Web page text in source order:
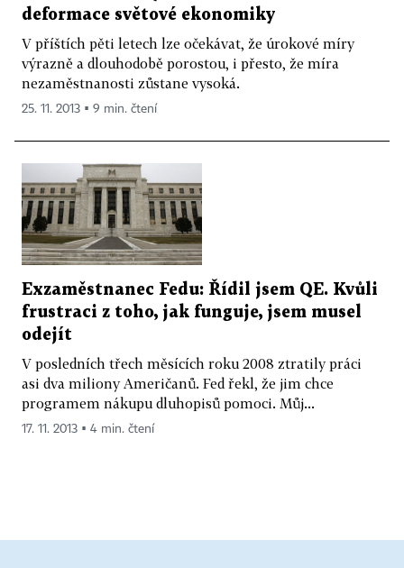
deformace světové ekonomiky
V příštích pěti letech lze očekávat, že úrokové míry
výrazně a dlouhodobě porostou, i přesto, že míra
nezaměstnanosti zůstane vysoká.
25. 11. 2013 ▪ 9 min. čtení
Exzaměstnanec Fedu: Řídil jsem QE. Kvůli
frustraci z toho, jak funguje, jsem musel
odejít
V posledních třech měsících roku 2008 ztratily práci
asi dva miliony Američanů. Fed řekl, že jim chce
programem nákupu dluhopisů pomoci. Můj...
17. 11. 2013 ▪ 4 min. čtení